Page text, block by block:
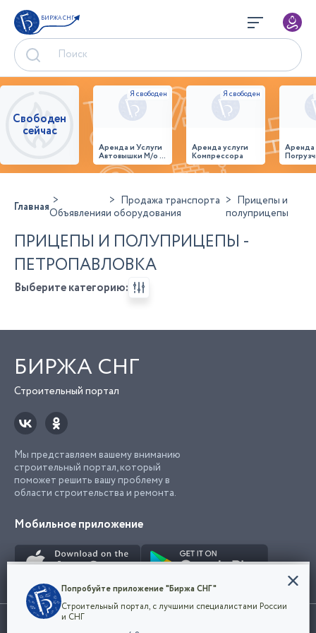
БИРЖА СНГ
Свободен
сейчас
Аренда и Услуги
Автовышки М/о г.
Домодедово
26,28,32 место
Аренда услуги
Компрессора
ГлавнаяОбъявления
Продажа транспорта
и оборудования
Прицепы и
полуприцепы
ПРИЦЕПЫ И ПОЛУПРИЦЕПЫ -
ПЕТРОПАВЛОВКА
Выберите категорию:
БИРЖА СНГ
Строительный портал
Мы представляем вашему вниманию
строительный портал, который
поможет решить вашу проблему в
области строительства и ремонта.
Мобильное приложение
Использование сайта, в том числе подача объявлений, означает
Конфиденциальность
Мы используем файлы cookie, чтобы сделать
наш сайт удобным для каждого
Попробуйте приложение "Биржа СНГ"
Строительный портал, с лучшими специалистами России
и СНГ